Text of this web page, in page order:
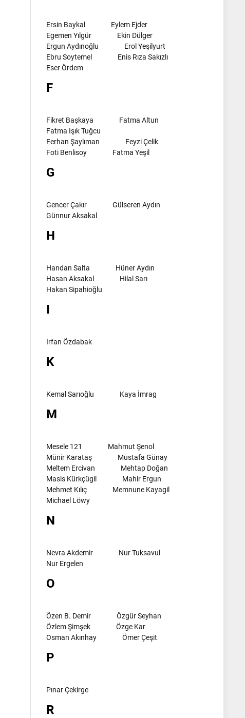
Ersin Baykal
Eylem Ejder
Egemen Yılgür
Ekin Dülger
Ergun Aydınoğlu
Erol Yeşilyurt
Ebru Soytemel
Enis Rıza Sakızlı
Eser Ördem
F
Fikret Başkaya
Fatma Altun
Fatma Işık Tuğcu
Ferhan Şaylıman
Feyzi Çelik
Foti Benlisoy
Fatma Yeşil
G
Gencer Çakır
Gülseren Aydın
Günnur Aksakal
H
Handan Salta
Hüner Aydın
Hasan Aksakal
Hilal Sarı
Hakan Sipahioğlu
I
Irfan Özdabak
K
Kemal Sarıoğlu Kaya İmrag
M
Mesele 121
Mahmut Şenol
Münir Karataş
Mustafa Günay
Meltem Ercivan
Mehtap Doğan
Masis Kürkçügil
Mahir Ergun
Mehmet Kılıç
Memnune Kayagil
Michael Löwy
N
Nevra Akdemir
Nur Tuksavul
Nur Ergelen
O
Özen B. Demir
Özgür Seyhan
Özlem Şimşek
Özge Kar
Osman Akınhay
Ömer Çeşit
P
Pınar Çekirge
R